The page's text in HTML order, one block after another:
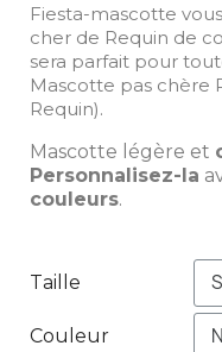
Fiesta-mascotte
cher de Requin de
sera parfait pour
Mascotte pas chère
Requin).
Mascotte légère et
Personnalisez-la
couleurs.
Taille
Couleur